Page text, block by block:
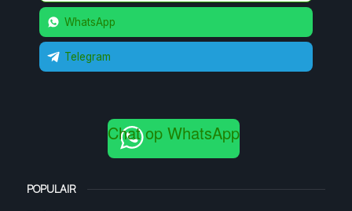
WhatsApp
Telegram
Chat op WhatsApp
POPULAIR